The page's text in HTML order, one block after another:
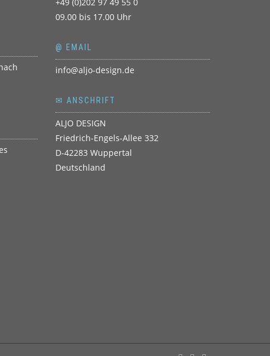
09.00 bis 17.00 Uhr
@ EMAIL
info@aljo-design.de
✉ ANSCHRIFT
ALJO DESIGN
Friedrich-Engels-Allee 332
D-42283 Wuppertal
Deutschland